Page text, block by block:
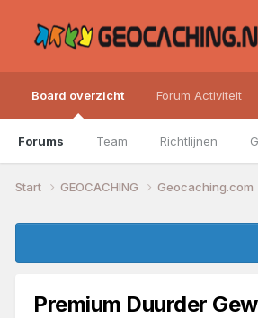
Board overzicht
Forums Team Richtlijnen
Forum Activiteit
Start GEOCACHING Geocaching.com
Premium Duurder